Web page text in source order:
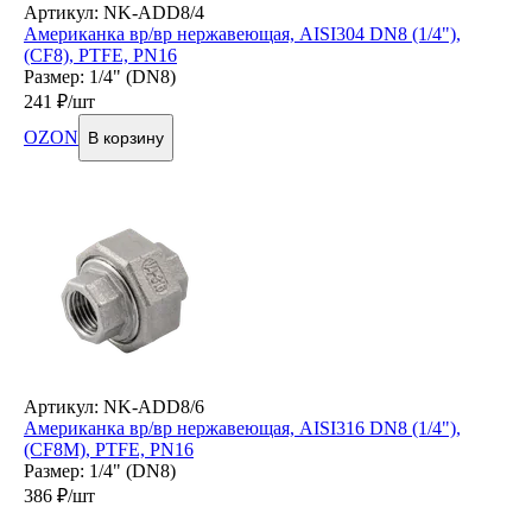
Артикул: NK-ADD8/4
Американка вр/вр нержавеющая, AISI304 DN8 (1/4"),
(CF8), PTFE, PN16
Размер: 1/4" (DN8)
241 ₽/шт
OZON
В корзину
Артикул: NK-ADD8/6
Американка вр/вр нержавеющая, AISI316 DN8 (1/4"),
(CF8M), PTFE, PN16
Размер: 1/4" (DN8)
386 ₽/шт